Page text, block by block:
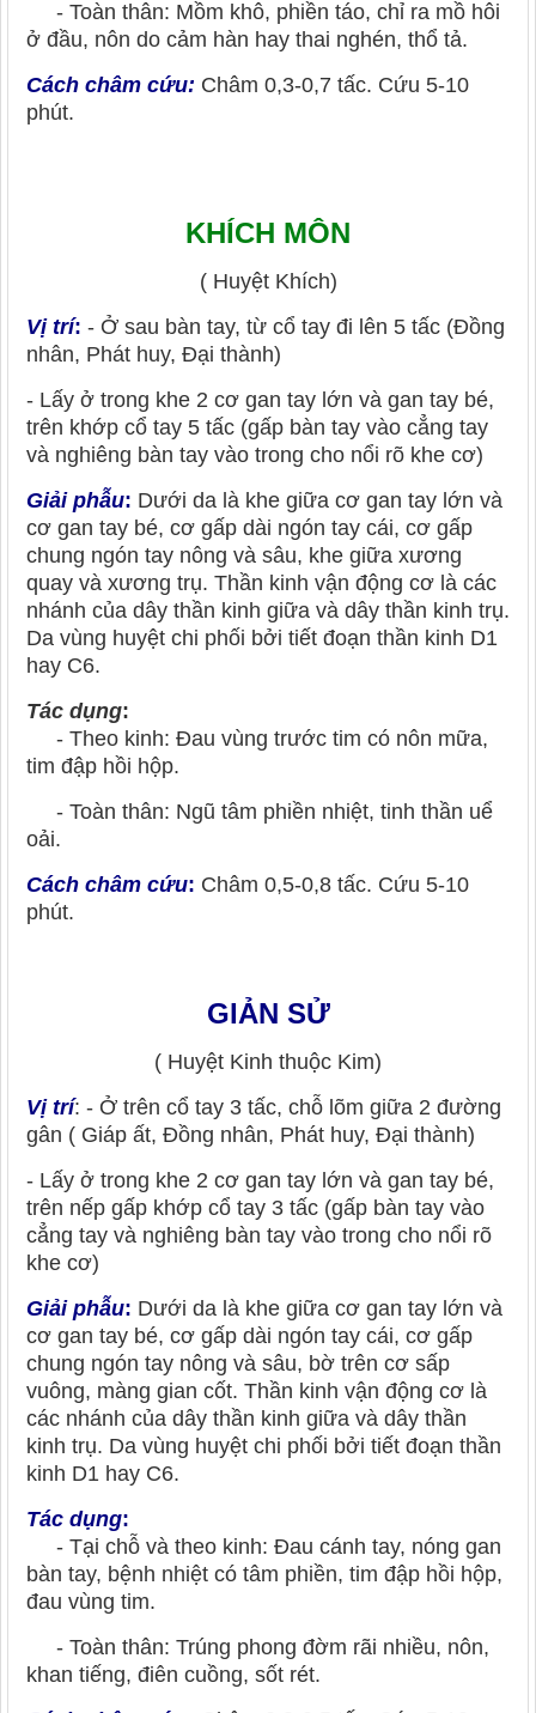
- Toàn thân: Mồm khô, phiền táo, chỉ ra mồ hôi
ở đầu, nôn do cảm hàn hay thai nghén, thổ tả.
Cách châm cứu: Châm 0,3-0,7 tấc. Cứu 5-10
phút.
KHÍCH MÔN
( Huyệt Khích)
Vị trí: - Ở sau bàn tay, từ cổ tay đi lên 5 tấc (Đồng
nhân, Phát huy, Đại thành)
- Lấy ở trong khe 2 cơ gan tay lớn và gan tay bé,
trên khớp cổ tay 5 tấc (gấp bàn tay vào cẳng tay
và nghiêng bàn tay vào trong cho nổi rõ khe cơ)
Giải phẫu: Dưới da là khe giữa cơ gan tay lớn và
cơ gan tay bé, cơ gấp dài ngón tay cái, cơ gấp
chung ngón tay nông và sâu, khe giữa xương
quay và xương trụ. Thần kinh vận động cơ là các
nhánh của dây thần kinh giữa và dây thần kinh trụ.
Da vùng huyệt chi phối bởi tiết đoạn thần kinh D1
hay C6.
Tác dụng:
- Theo kinh: Đau vùng trước tim có nôn mữa,
tim đập hồi hộp.
- Toàn thân: Ngũ tâm phiền nhiệt, tinh thần uể
oải.
Cách châm cứu: Châm 0,5-0,8 tấc. Cứu 5-10
phút.
GIẢN SỬ
( Huyệt Kinh thuộc Kim)
Vị trí: - Ở trên cổ tay 3 tấc, chỗ lõm giữa 2 đường
gân ( Giáp ất, Đồng nhân, Phát huy, Đại thành)
- Lấy ở trong khe 2 cơ gan tay lớn và gan tay bé,
trên nếp gấp khớp cổ tay 3 tấc (gấp bàn tay vào
cẳng tay và nghiêng bàn tay vào trong cho nổi rõ
khe cơ)
Giải phẫu: Dưới da là khe giữa cơ gan tay lớn và
cơ gan tay bé, cơ gấp dài ngón tay cái, cơ gấp
chung ngón tay nông và sâu, bờ trên cơ sấp
vuông, màng gian cốt. Thần kinh vận động cơ là
các nhánh của dây thần kinh giữa và dây thần
kinh trụ. Da vùng huyệt chi phối bởi tiết đoạn thần
kinh D1 hay C6.
Tác dụng:
- Tại chỗ và theo kinh: Đau cánh tay, nóng gan
bàn tay, bệnh nhiệt có tâm phiền, tim đập hồi hộp,
đau vùng tim.
- Toàn thân: Trúng phong đờm rãi nhiều, nôn,
khan tiếng, điên cuồng, sốt rét.